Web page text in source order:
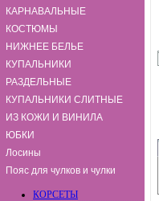
КАРНАВАЛЬНЫЕ
КОСТЮМЫ
НИЖНЕЕ БЕЛЬЕ
КУПАЛЬНИКИ
РАЗДЕЛЬНЫЕ
КУПАЛЬНИКИ СЛИТНЫЕ
ИЗ КОЖИ И ВИНИЛА
ЮБКИ
Лосины
Пояс для чулков и чулки
КОРСЕТЫ